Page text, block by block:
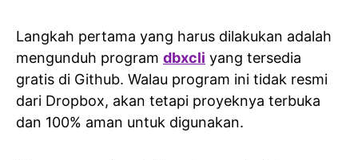
Langkah pertama yang harus dilakukan adalah
mengunduh program dbxcli yang tersedia
gratis di Github. Walau program ini tidak resmi
dari Dropbox, akan tetapi proyeknya terbuka
dan 100% aman untuk digunakan.